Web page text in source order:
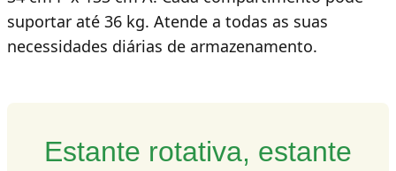
suportar até 36 kg. Atende a todas as suas
necessidades diárias de armazenamento.
Estante rotativa, estante